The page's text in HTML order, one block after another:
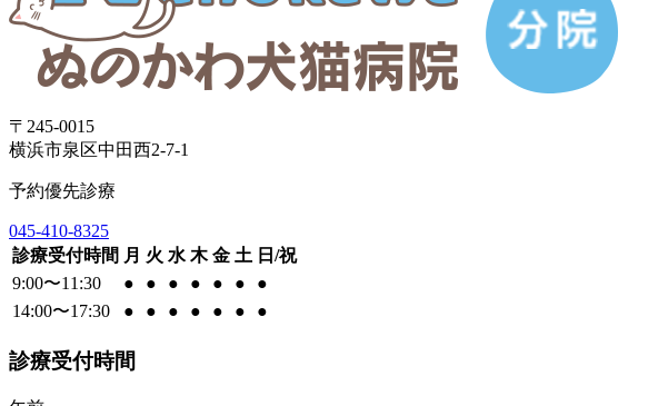
〒245-0015
横浜市泉区中田西2-7-1
予約優先診療
045-410-8325
診療受付時間 月 火 水 木 金 土 日/祝
9:00〜11:30
● ● ● ● ● ●
●
14:00〜17:30
● ● ● ● ● ● ●
診療受付時間